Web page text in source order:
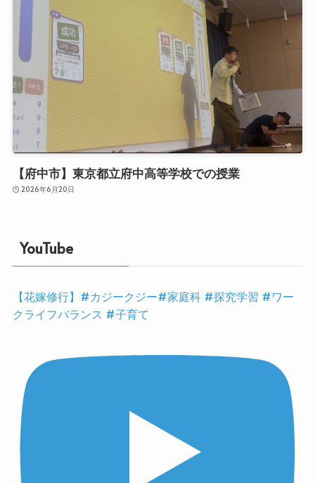
【府中市】東京都立府中高等学校での授業
2026年6月20日
YouTube
【花嫁修行】#カジークジー#家庭科 #探究学習 #ワー
クライフバランス #子育て